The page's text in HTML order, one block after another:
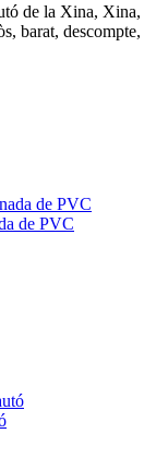
de la Xina, Xina,
barat, descompte,
de PVC